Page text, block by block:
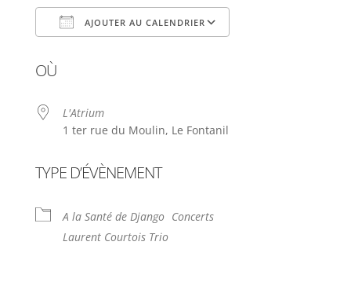
AJOUTER AU CALENDRIER
OÙ
L'Atrium
1 ter rue du Moulin, Le Fontanil
TYPE D’ÉVÈNEMENT
A la Santé de Django Concerts
Laurent Courtois Trio